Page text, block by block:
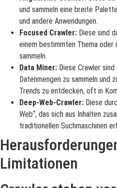
und sammeln eine breite
und andere Anwendungen.
Focused Crawler: Diese sind
einem bestimmten Thema oder
sammeln.
Data Miner: Diese Crawler
Datenmengen zu sammeln und
Trends zu entdecken, oft in
Deep-Web-Crawler: Diese
Web“, das sich aus Inhalten
traditionellen Suchmaschinen
Limitationen